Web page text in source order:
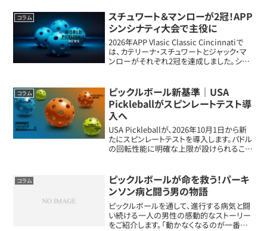
コラム
スチュワート＆マンローが2冠！APP
シンシナティ大会で主役に
2026年APP Vlasic Classic Cincinnatiで
は、カテリーナ・スチュワートとジャック・マ
ンローがそれぞれ2冠を達成しました。シン
ある大会...
コラム
ピックルボール新基準｜USA
Pickleballがスピンレートテスト導
入へ
USA Pickleballが、2026年10月1日から新
たにスピンレートテストを導入します。パドル
の回転性能に明確な上限が設けられること
トテストが2026年1...
コラム
ピックルボールが命を救う！パーキ
ンソン病と闘う男の物語
ピックルボールを通して、進行する病気と闘
い続ける一人の男性の感動的なストーリー
をご紹介します。「動かなくなるのが一番怖